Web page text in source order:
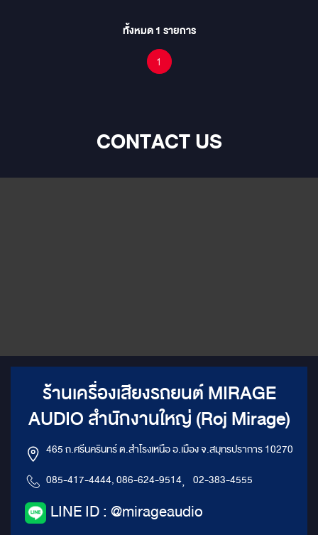
ทั้งหมด1 รายการ
1
CONTACT US
ร้านเครื่องเสียงรถยนต์ MIRAGE
AUDIO สำนักงานใหญ่ (Roj Mirage)
465 ถ.ศรีนครินทร์ ต.สำโรงเหนือ อ.เมือง จ.สมุทรปราการ 10270
085-417-4444, 086-624-9514, 02-383-4555
LINE ID : @mirageaudio